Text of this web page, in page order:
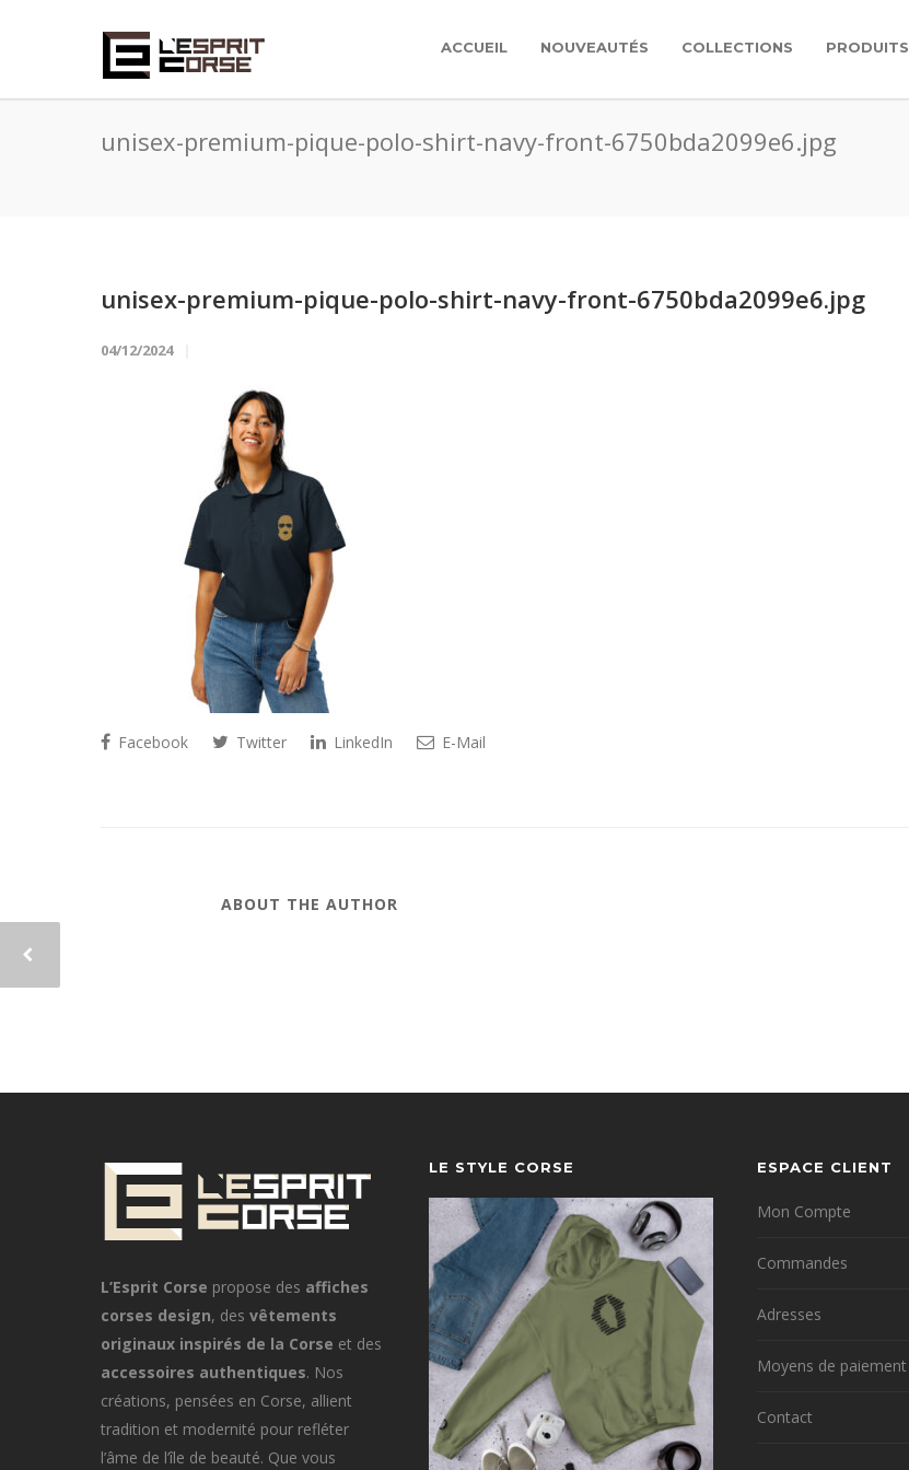
ACCUEIL NOUVEAUTÉS COLLECTIONS PRODUITS
unisex-premium-pique-polo-shirt-navy-front-6750bda2099e6.jpg
unisex-premium-pique-polo-shirt-navy-front-6750bda2099e6.jpg
04/12/2024
Facebook Twitter LinkedIn E-Mail
ABOUT THE AUTHOR
L’Esprit Corse propose des affiches
corses design, des vêtements
originaux inspirés de la Corse et des
accessoires authentiques. Nos
créations, pensées en Corse, allient
tradition et modernité pour refléter
l’âme de l’île de beauté. Que vous
LE STYLE CORSE ESPACE CLIENT
Mon Compte
Commandes
Adresses
Moyens de paiement
Contact